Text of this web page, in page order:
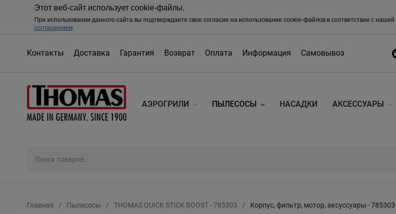
Этот веб-сайт использует cookie-файлы.
При использовании данного сайта вы подтверждаете свое согласие на использование cookie-файлов в соответствии с нашей
соглашением.
Контакты Доставка Гарантия Возврат Оплата Информация Самовывоз
АЭРОГРИЛИ ПЫЛЕСОСЫ НАСАДКИ АКСЕССУАРЫ
Главная / Пылесосы / THOMAS QUICK STICK BOOST - 785303 / Корпус, фильтр, мотор, аксуссуары - 785303